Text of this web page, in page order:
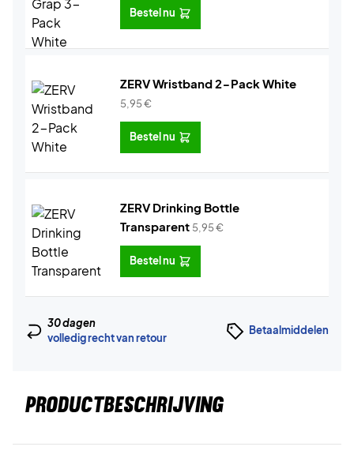
Bestel nu
ZERV Wristband 2-Pack White
5,95€
Bestel nu
ZERV Drinking Bottle
Transparent 5,95€
Bestel nu
30 dagen
volledig recht van retour
Betaalmiddelen
PRODUCTBESCHRIJVING